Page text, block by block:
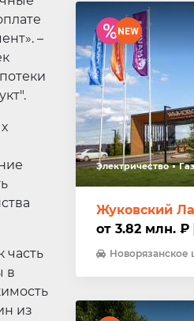
–
часть
в
из
Электричество Газ
Жуковский
от 3.82 млн. ₽
Новорязанское